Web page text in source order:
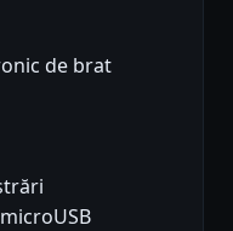
de brat